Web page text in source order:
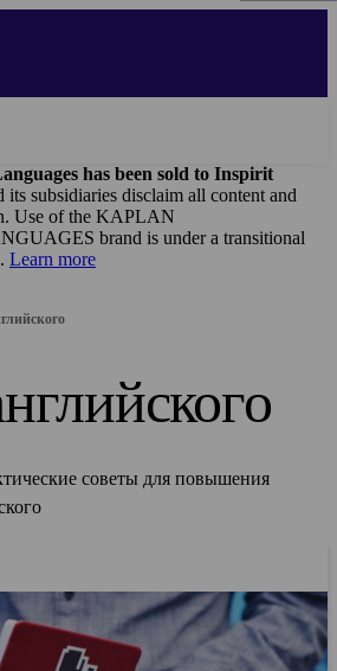
has been sold to Inspirit
its subsidiaries disclaim all content and
Use of the KAPLAN
brand is under a transitional
Learn more
советы для повышения